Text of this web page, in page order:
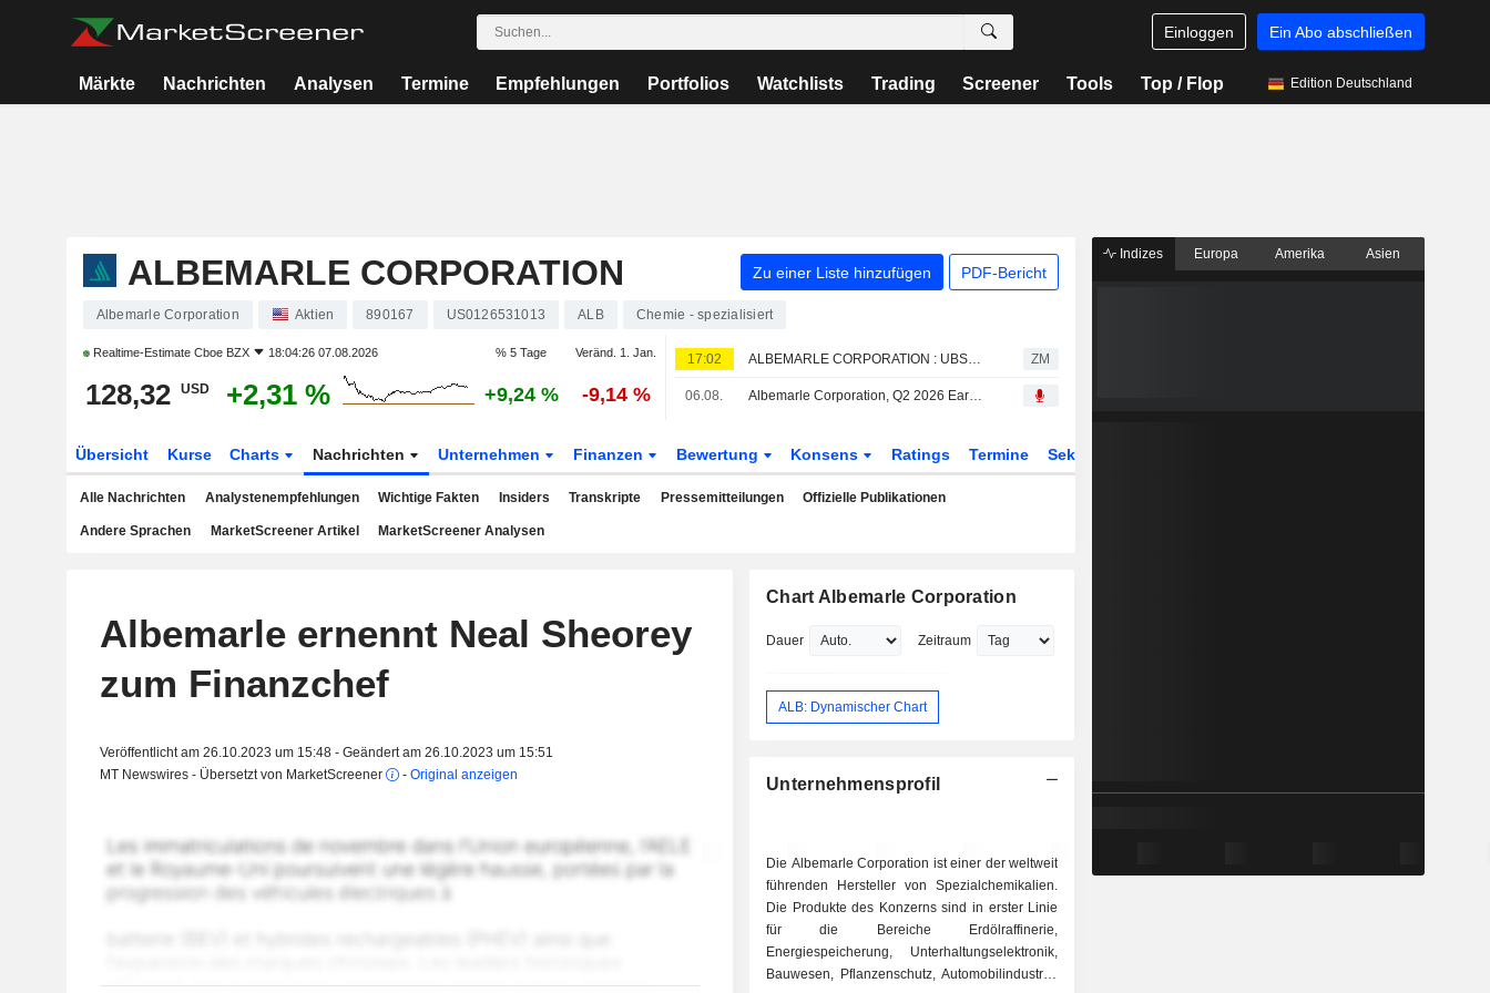
Einloggen Ein Abo abschließen
Märkte Nachrichten Analysen Termine Empfehlungen Portfolios Watchlists Trading Screener Tools Top / Flop Edition Deutschland
ALBEMARLE CORPORATION Zu einer Liste hinzufügen PDF-Bericht
Albemarle Corporation Aktien 890167 US0126531013 ALB Chemie - spezialisiert
Realtime-Estimate Cboe BZX 18:04:26 07.08.2026 % 5 Tage Veränd. 1. Jan.
128,32 USD +2,31 % +9,24 % -9,14 %
17:02 ALBEMARLE CORPORATION : UBS bekräftigt seine Kaufempfehlung ZM
06.08. Albemarle Corporation, Q2 2026 Earnings Call, Aug 06, 2026
Übersicht Kurse Charts Nachrichten Unternehmen Finanzen Bewertung Konsens Ratings Termine Sektor
Alle Nachrichten Analystenempfehlungen Wichtige Fakten Insiders Transkripte Pressemitteilungen Offizielle Publikationen
Andere Sprachen MarketScreener Artikel MarketScreener Analysen
Albemarle ernennt Neal Sheorey
zum Finanzchef
Veröffentlicht am 26.10.2023 um 15:48 - Geändert am 26.10.2023 um 15:51
MT Newswires - Übersetzt von MarketScreener
- Original anzeigen
Chart Albemarle Corporation
Dauer Zeitraum
ALB: Dynamischer Chart
Unternehmensprofil
Die Albemarle Corporation ist einer der weltweit
führenden Hersteller von Spezialchemikalien.
Die Produkte des Konzerns sind in erster Linie
für die Bereiche Erdölraffinerie,
Energiespeicherung, Unterhaltungselektronik,
Bauwesen, Pflanzenschutz, Automobilindustrie,
Indizes Europa Amerika Asien